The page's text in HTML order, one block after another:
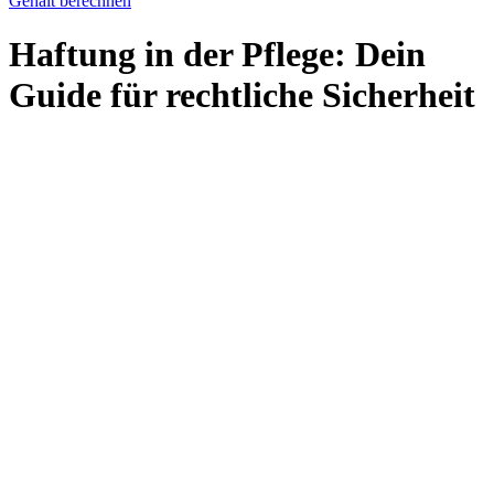
Haftung in der Pflege: Dein
Guide für rechtliche Sicherheit